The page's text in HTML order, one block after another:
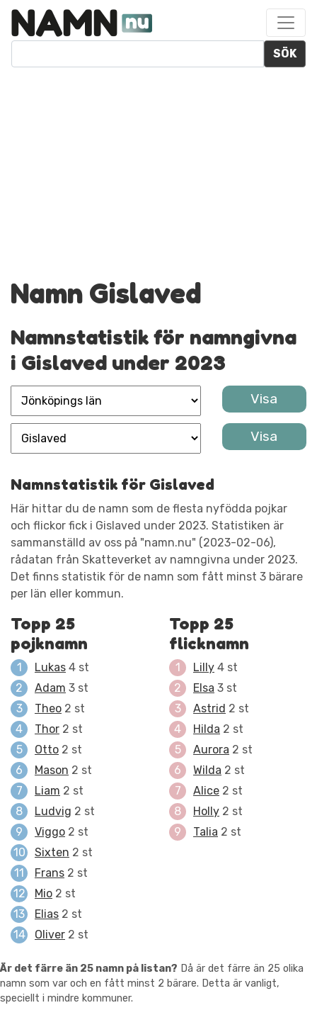
SÖK
Namn Gislaved
Namnstatistik för namngivna
i Gislaved under 2023
Namnstatistik för Gislaved
Här hittar du de namn som de flesta nyfödda pojkar
och flickor fick i Gislaved under 2023. Statistiken är
sammanställd av oss på "namn.nu" (2023-02-06),
rådatan från Skatteverket av namngivna under 2023.
Det finns statistik för de namn som fått minst 3 bärare
per län eller kommun.
Topp 25
pojknamn
Lukas 4 st
Adam 3 st
Theo 2 st
Thor 2 st
Otto 2 st
Mason 2 st
Liam 2 st
Ludvig 2 st
Viggo 2 st
Sixten 2 st
Frans 2 st
Mio 2 st
Elias 2 st
Oliver 2 st
Topp 25
flicknamn
Lilly 4 st
Elsa 3 st
Astrid 2 st
Hilda 2 st
Aurora 2 st
Wilda 2 st
Alice 2 st
Holly 2 st
Talia 2 st
Är det färre än 25 namn på listan? Då är det färre än 25 olika
namn som var och en fått minst 2 bärare. Detta är vanligt,
speciellt i mindre kommuner.